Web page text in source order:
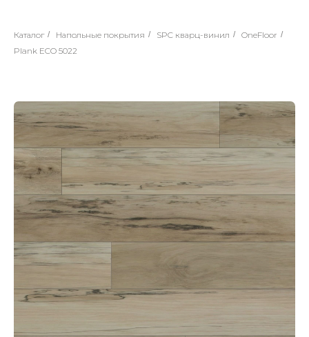
Каталог / Напольные покрытия / SPC кварц-винил / OneFloor /
Plank ECO 5022